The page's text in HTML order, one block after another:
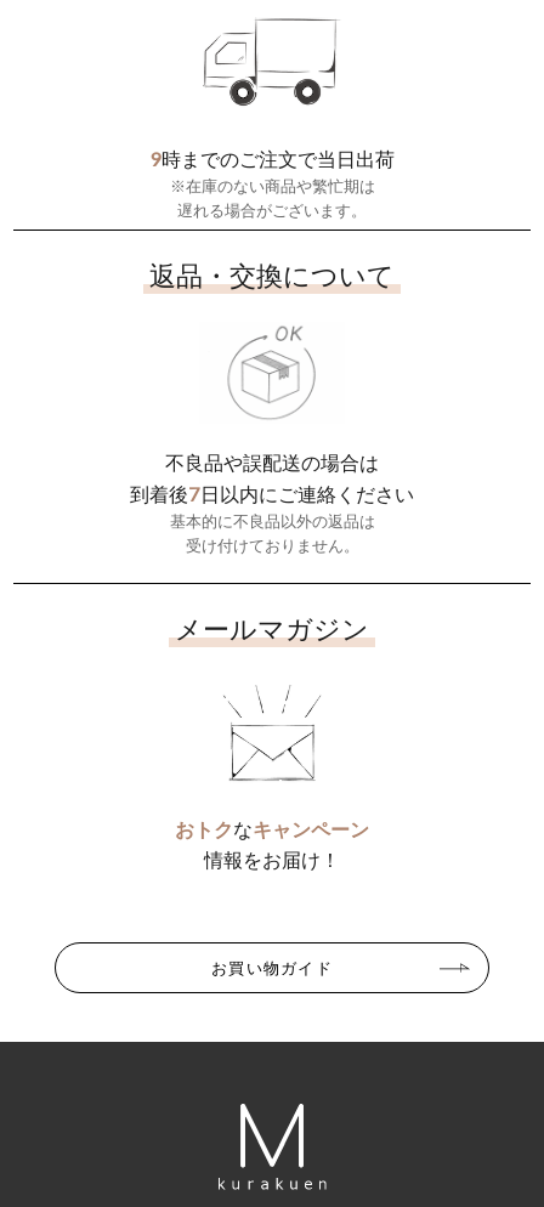
9時までのご注文で当日出荷
※在庫のない商品や繁忙期は
遅れる場合がございます。
返品・交換について
不良品や誤配送の場合は
到着後7日以内にご連絡ください
基本的に不良品以外の返品は
受け付けておりません。
メールマガジン
おトクなキャンペーン
情報をお届け！
お買い物ガイド